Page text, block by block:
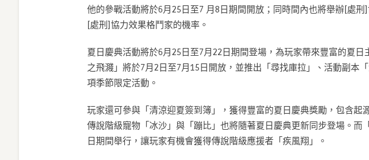
他的參戰活動將於6月25日至7 月8日期間開放；同時間內也將舉辦[處
[處刑]協力效果格鬥家的機率。
夏日慶典活動將於6月25日至7月22日期間登場，為玩家帶來豐富的夏
之飛濺」將於7月2日至7月15日開放，並推出「尋找庫拉」、活動副本
項季節限定活動。
玩家還可參與「清涼迎夏簽到簿」，獲得豐富的夏日慶典獎勵，包含起
傳說階級寵物「冰沙」與「蹦比」也將隨著夏日慶典更新同步登場。而
日期間舉行，讓玩家有機會獲得傳說階級應援者「疾風翔」。